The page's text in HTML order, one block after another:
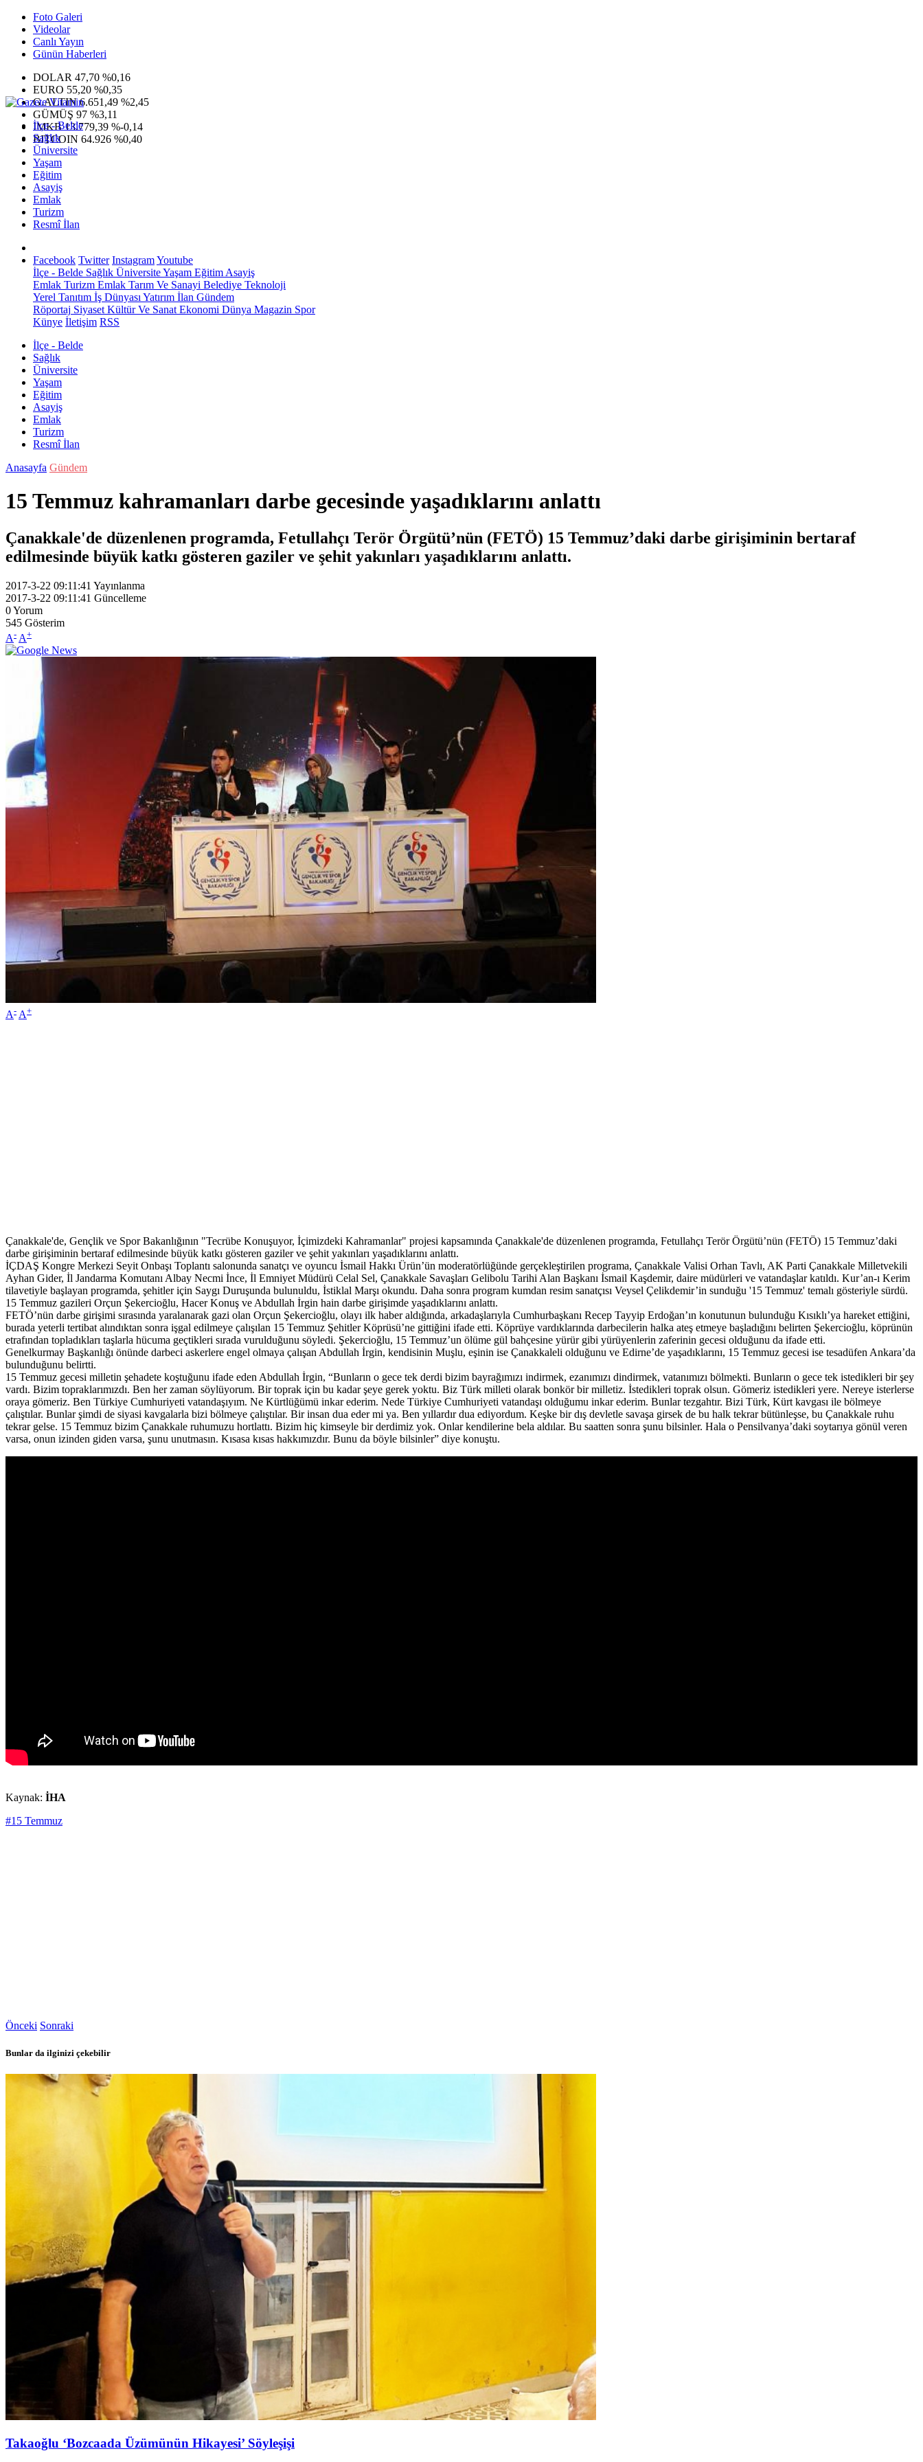
Foto Galeri
Videolar
Canlı Yayın
Günün Haberleri
DOLAR 47,70 %0,16
EURO 55,20 %0,35
G.ALTIN6.651,49 %2,45
GÜMÜŞ 97 %3,11
IMKB13.779,39 %-0,14
BITCOIN 64.926 %0,40
İlçe - Belde
Sağlık
Üniversite
Yaşam
Eğitim
Asayiş
Emlak
Turizm
Resmî İlan
Facebook Twitter InstagramYoutube
İlçe - Belde Sağlık ÜniversiteYaşam Eğitim Asayiş
Emlak Turizm Emlak Tarım Ve Sanayi Belediye Teknoloji
Yerel Tanıtım İş Dünyası Yatırım İlan Gündem
Röportaj Siyaset Kültür Ve Sanat Ekonomi Dünya Magazin Spor
Künye İletişim RSS
İlçe - Belde
Sağlık
Üniversite
Yaşam
Eğitim
Asayiş
Emlak
Turizm
Resmî İlan
Anasayfa Gündem
15 Temmuz kahramanları darbe gecesinde yaşadıklarını anlattı
Çanakkale'de düzenlenen programda, Fetullahçı Terör Örgütü’nün (FETÖ) 15 Temmuz’daki darbe girişiminin bertaraf
edilmesinde büyük katkı gösteren gaziler ve şehit yakınları yaşadıklarını anlattı.
2017-3-22 09:11:41 Yayınlanma
2017-3-22 09:11:41 Güncelleme
0Yorum
545 Gösterim
A- A+
A- A+
Çanakkale'de, Gençlik ve Spor Bakanlığının "Tecrübe Konuşuyor, İçimizdeki Kahramanlar" projesi kapsamında Çanakkale'de düzenlenen programda, Fetullahçı Terör Örgütü’nün (FETÖ) 15 Temmuz’daki
darbe girişiminin bertaraf edilmesinde büyük katkı gösteren gaziler ve şehit yakınları yaşadıklarını anlattı.
İÇDAŞ Kongre Merkezi Seyit Onbaşı Toplantı salonunda sanatçı ve oyuncu İsmail Hakkı Ürün’ün moderatörlüğünde gerçekleştirilen programa, Çanakkale Valisi Orhan Tavlı, AK Parti Çanakkale Milletvekili
Ayhan Gider, İl Jandarma Komutanı Albay Necmi İnce, İl Emniyet Müdürü Celal Sel, Çanakkale Savaşları Gelibolu Tarihi Alan Başkanı İsmail Kaşdemir, daire müdürleri ve vatandaşlar katıldı. Kur’an-ı Kerim
tilavetiyle başlayan programda, şehitler için Saygı Duruşunda bulunuldu, İstiklal Marşı okundu. Daha sonra program kumdan resim sanatçısı Veysel Çelikdemir’in sunduğu '15 Temmuz' temalı gösteriyle sürdü.
15 Temmuz gazileri Orçun Şekercioğlu, Hacer Konuş ve Abdullah İrgin hain darbe girişimde yaşadıklarını anlattı.
FETÖ’nün darbe girişimi sırasında yaralanarak gazi olan Orçun Şekercioğlu, olayı ilk haber aldığında, arkadaşlarıyla Cumhurbaşkanı Recep Tayyip Erdoğan’ın konutunun bulunduğu Kısıklı’ya hareket ettiğini,
burada yeterli tertibat alındıktan sonra işgal edilmeye çalışılan 15 Temmuz Şehitler Köprüsü’ne gittiğini ifade etti. Köprüye vardıklarında darbecilerin halka ateş etmeye başladığını belirten Şekercioğlu, köprünün
etrafından topladıkları taşlarla hücuma geçtikleri sırada vurulduğunu söyledi. Şekercioğlu, 15 Temmuz’un ölüme gül bahçesine yürür gibi yürüyenlerin zaferinin gecesi olduğunu da ifade etti.
Genelkurmay Başkanlığı önünde darbeci askerlere engel olmaya çalışan Abdullah İrgin, kendisinin Muşlu, eşinin ise Çanakkaleli olduğunu ve Edirne’de yaşadıklarını, 15 Temmuz gecesi ise tesadüfen Ankara’da
bulunduğunu belirtti.
15 Temmuz gecesi milletin şehadete koştuğunu ifade eden Abdullah İrgin, “Bunların o gece tek derdi bizim bayrağımızı indirmek, ezanımızı dindirmek, vatanımızı bölmekti. Bunların o gece tek istedikleri bir şey
vardı. Bizim topraklarımızdı. Ben her zaman söylüyorum. Bir toprak için bu kadar şeye gerek yoktu. Biz Türk milleti olarak bonkör bir milletiz. İstedikleri toprak olsun. Gömeriz istedikleri yere. Nereye isterlerse
oraya gömeriz. Ben Türkiye Cumhuriyeti vatandaşıyım. Ne Kürtlüğümü inkar ederim. Nede Türkiye Cumhuriyeti vatandaşı olduğumu inkar ederim. Bunlar tezgahtır. Bizi Türk, Kürt kavgası ile bölmeye
çalıştılar. Bunlar şimdi de siyasi kavgalarla bizi bölmeye çalıştılar. Bir insan dua eder mi ya. Ben yıllardır dua ediyordum. Keşke bir dış devletle savaşa girsek de bu halk tekrar bütünleşse, bu Çanakkale ruhu
tekrar gelse. 15 Temmuz bizim Çanakkale ruhumuzu hortlattı. Bizim hiç kimseyle bir derdimiz yok. Onlar kendilerine bela aldılar. Bu saatten sonra şunu bilsinler. Hala o Pensilvanya’daki soytarıya gönül veren
varsa, onun izinden giden varsa, şunu unutmasın. Kısasa kısas hakkımızdır. Bunu da böyle bilsinler” diye konuştu.
Kaynak: İHA
#15 Temmuz
Önceki Sonraki
Bunlar da ilginizi çekebilir
Takaoğlu ‘Bozcaada Üzümünün Hikayesi’ Söyleşişi